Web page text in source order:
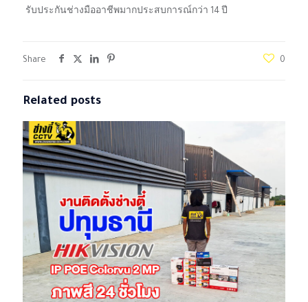
รับประกันช่างมืออาชีพมากประสบการณ์กว่า 14 ปี
Share 0
Related posts